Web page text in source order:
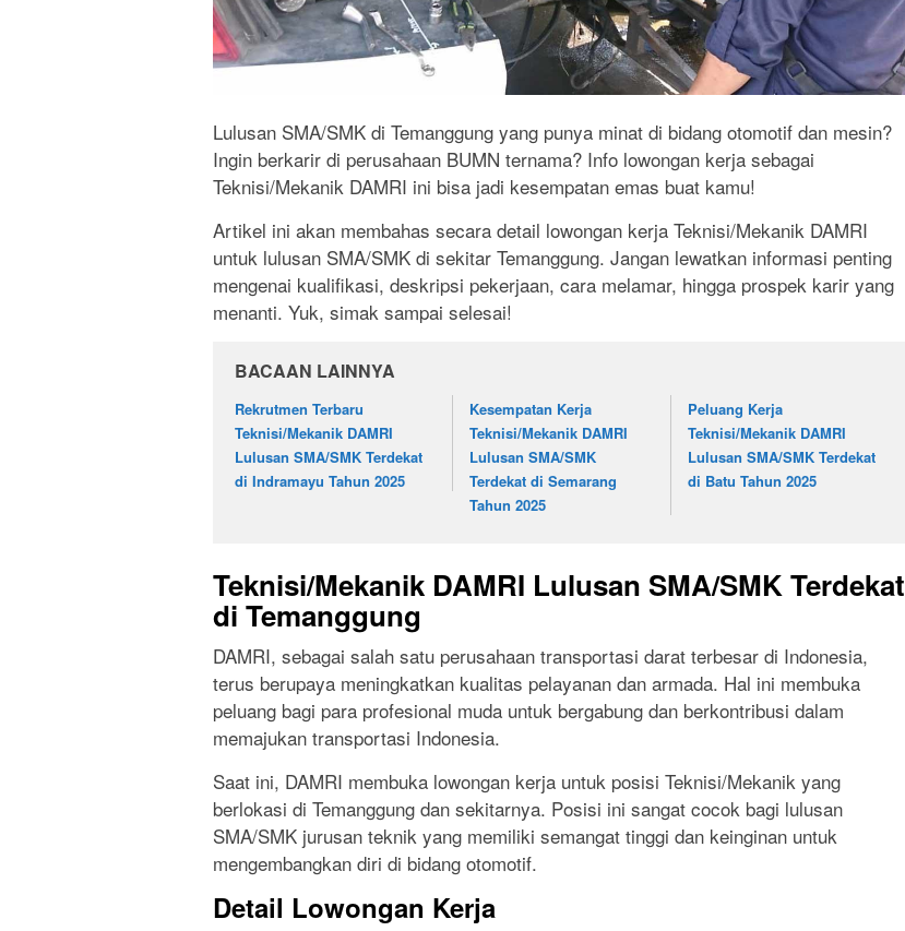
Lulusan SMA/SMK di Temanggung yang punya minat di bidang otomotif dan mesin?
Ingin berkarir di perusahaan BUMN ternama? Info lowongan kerja sebagai
Teknisi/Mekanik DAMRI ini bisa jadi kesempatan emas buat kamu!
Artikel ini akan membahas secara detail lowongan kerja Teknisi/Mekanik DAMRI
untuk lulusan SMA/SMK di sekitar Temanggung. Jangan lewatkan informasi penting
mengenai kualifikasi, deskripsi pekerjaan, cara melamar, hingga prospek karir yang
menanti. Yuk, simak sampai selesai!
BACAAN LAINNYA
Rekrutmen Terbaru
Teknisi/Mekanik DAMRI
Lulusan SMA/SMK Terdekat
di Indramayu Tahun 2025
Kesempatan Kerja
Teknisi/Mekanik DAMRI
Lulusan SMA/SMK
Terdekat di Semarang
Tahun 2025
Peluang Kerja
Teknisi/Mekanik DAMRI
Lulusan SMA/SMK Terdekat
di Batu Tahun 2025
Teknisi/Mekanik DAMRI Lulusan SMA/SMK Terdekat
di Temanggung
DAMRI, sebagai salah satu perusahaan transportasi darat terbesar di Indonesia,
terus berupaya meningkatkan kualitas pelayanan dan armada. Hal ini membuka
peluang bagi para profesional muda untuk bergabung dan berkontribusi dalam
memajukan transportasi Indonesia.
Saat ini, DAMRI membuka lowongan kerja untuk posisi Teknisi/Mekanik yang
berlokasi di Temanggung dan sekitarnya. Posisi ini sangat cocok bagi lulusan
SMA/SMK jurusan teknik yang memiliki semangat tinggi dan keinginan untuk
mengembangkan diri di bidang otomotif.
Detail Lowongan Kerja